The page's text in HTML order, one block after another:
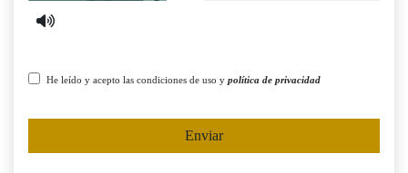
He leído y acepto las condiciones de uso y política de privacidad
Enviar